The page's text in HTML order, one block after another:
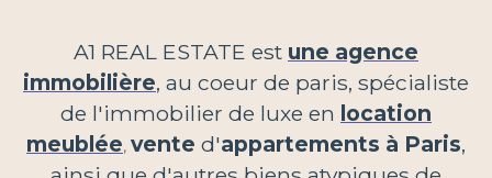
A1 REAL ESTATE est une agence
immobilière, au coeur de paris, spécialiste
de l'immobilier de luxe en location
meublée, vente d'appartements à Paris,